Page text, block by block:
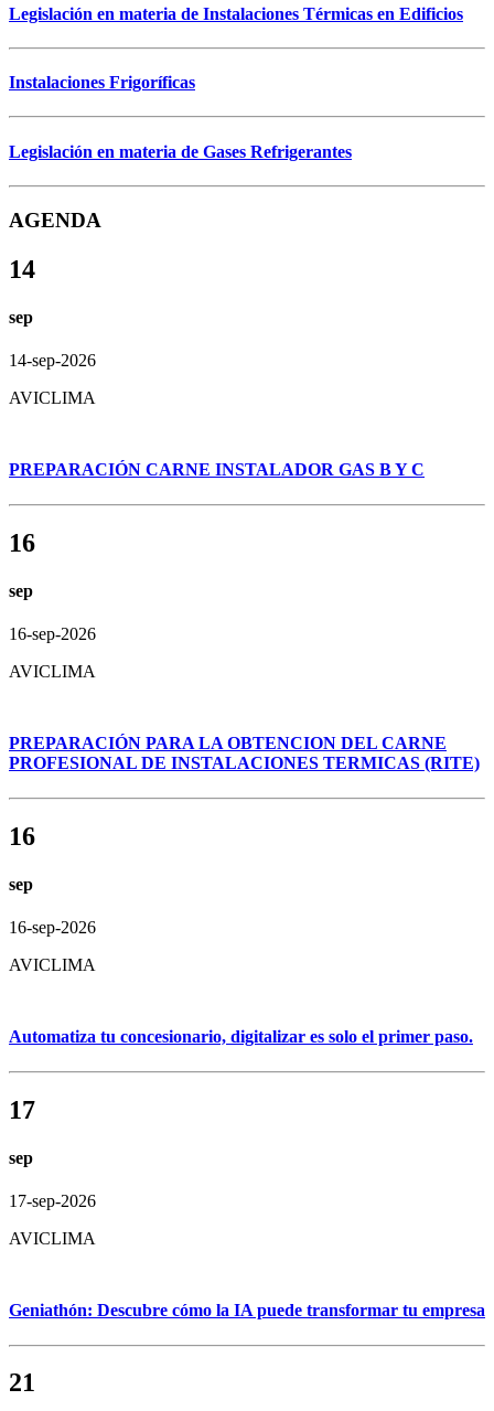
Legislación en materia de Instalaciones Térmicas en Edificios
Instalaciones Frigoríficas
Legislación en materia de Gases Refrigerantes
AGENDA
14
sep
14-sep-2026
AVICLIMA
PREPARACIÓN CARNE INSTALADOR GAS B Y C
16
sep
16-sep-2026
AVICLIMA
PREPARACIÓN PARA LA OBTENCION DEL CARNE
PROFESIONAL DE INSTALACIONES TERMICAS (RITE)
16
sep
16-sep-2026
AVICLIMA
Automatiza tu concesionario, digitalizar es solo el primer paso.
17
sep
17-sep-2026
AVICLIMA
Geniathón: Descubre cómo la IA puede transformar tu empresa
21